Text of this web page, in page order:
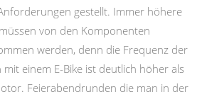
gestellt. Immer höhere
von den Komponenten
werden, denn die Frequenz der
mit einem E-Bike ist deutlich höher als
Feierabendrunden die man in der